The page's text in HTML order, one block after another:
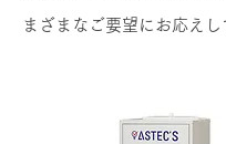
まざまなご要望にお応えし